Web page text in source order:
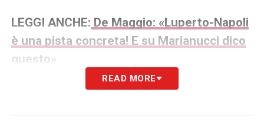
LEGGI ANCHE: De Maggio: «Luperto-Napoli
è una pista concreta! E su Marianucci dico
questo»
READ MORE